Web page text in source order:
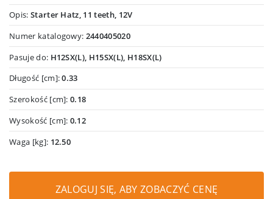
Opis: Starter Hatz, 11 teeth, 12V
Numer katalogowy: 2440405020
Pasuje do: H12SX(L), H15SX(L), H18SX(L)
Długość [cm]:0.33
Szerokość [cm]:0.18
Wysokość [cm]: 0.12
Waga [kg]: 12.50
ZALOGUJ SIĘ, ABY ZOBACZYĆ CENĘ